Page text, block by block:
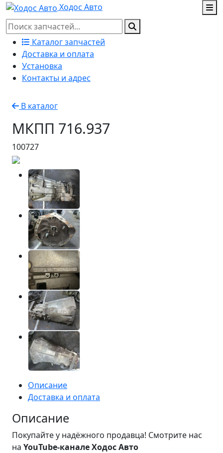
Ходос Авто
Каталог запчастей
Доставка и оплата
Установка
Контакты и адрес
В каталог
МКПП 716.937
100727
Описание
Доставка и оплата
Описание
Покупайте у надёжного продавца! Смотрите нас
на YouTube-канале Ходос Авто